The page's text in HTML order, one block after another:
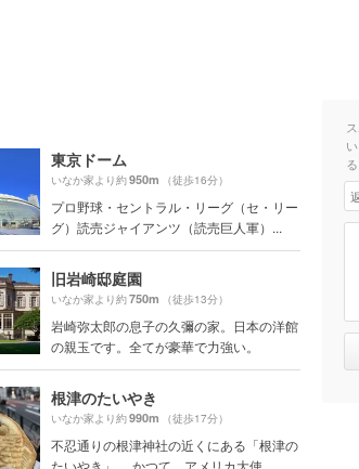
東京ドーム
いなか家より約950m （徒歩16分）
プロ野球・セントラル・リーグ（セ・リー
グ）読売ジャイアンツ（読売巨人軍）...
旧岩崎邸庭園
いなか家より約750m （徒歩13分）
岩崎弥太郎の息子の久彌の家。日本の洋館
の親玉です。全てが豪華で力強い。
根津のたいやき
いなか家より約990m （徒歩17分）
不忍通りの根津神社の近くにある「根津の
たいやき」。 かつて、アメリカ大使...